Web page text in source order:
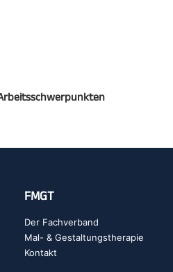
FMGT
Der Fachverband
Mal- & Gestaltungstherapie
Kontakt